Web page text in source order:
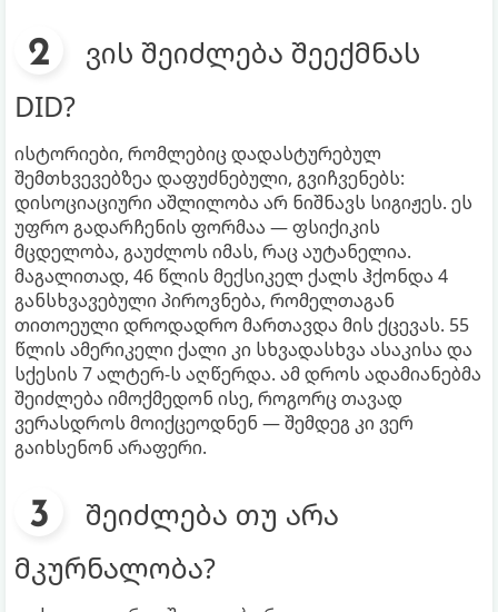
ვის შეიძლება შეექმნას
DID?
ისტორიები, რომლებიც დადასტურებულ
შემთხვევებზეა დაფუძნებული, გვიჩვენებს:
დისოციაციური აშლილობა არ ნიშნავს სიგიჟეს. ეს
უფრო გადარჩენის ფორმაა — ფსიქიკის
მცდელობა, გაუძლოს იმას, რაც აუტანელია.
მაგალითად, 46 წლის მექსიკელ ქალს ჰქონდა 4
განსხვავებული პიროვნება, რომელთაგან
თითოეული დროდადრო მართავდა მის ქცევას. 55
წლის ამერიკელი ქალი კი სხვადასხვა ასაკისა და
სქესის 7 ალტერ-ს აღწერდა. ამ დროს ადამიანებმა
შეიძლება იმოქმედონ ისე, როგორც თავად
ვერასდროს მოიქცეოდნენ — შემდეგ კი ვერ
გაიხსენონ არაფერი.
შეიძლება თუ არა
მკურნალობა?